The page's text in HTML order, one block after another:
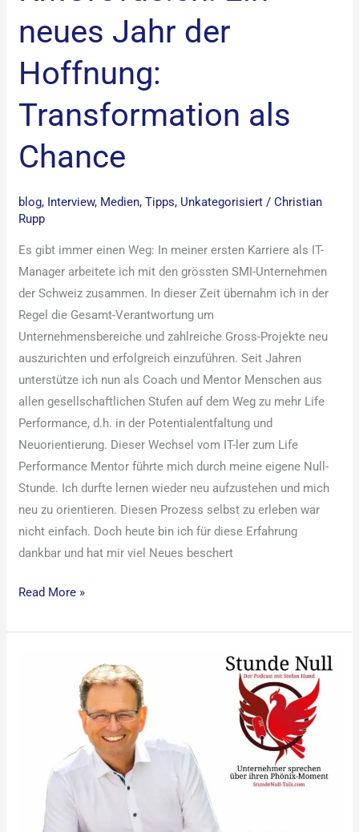
neues Jahr der
Hoffnung:
Transformation als
Chance
blog, Interview, Medien,Tipps, Unkategorisiert /Christian
Rupp
Es gibt immer einen Weg: In meiner ersten Karriere als IT-
Manager arbeitete ich mit den grössten SMI-Unternehmen
der Schweiz zusammen. In dieser Zeit übernahm ich in der
Regel die Gesamt-Verantwortung um
Unternehmensbereiche und zahlreiche Gross-Projekte neu
auszurichten und erfolgreich einzuführen. Seit Jahren
unterstütze ich nun als Coach und Mentor Menschen aus
allen gesellschaftlichen Stufen auf dem Weg zu mehr Life
Performance, d.h. in der Potentialentfaltung und
Neuorientierung. Dieser Wechsel vom IT-ler zum Life
Performance Mentor führte mich durch meine eigene Null-
Stunde. Ich durfte lernen wieder neu aufzustehen und mich
neu zu orientieren. Diesen Prozess selbst zu erleben war
nicht einfach. Doch heute bin ich für diese Erfahrung
dankbar und hat mir viel Neues beschert
Read More »
Stefan
Hund